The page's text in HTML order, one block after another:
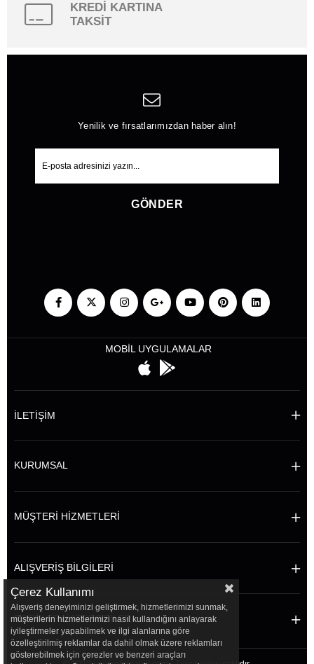
KREDİ KARTINA
TAKSİT
Yenilik ve fırsatlarımızdan haber alın!
GÖNDER
MOBİL UYGULAMALAR
İLETİŞİM
KURUMSAL
MÜŞTERİ HİZMETLERİ
ALIŞVERİŞ BİLGİLERİ
POPÜLER KATEGORİLER
Çerez Kullanımı
Alışveriş deneyiminizi geliştirmek, hizmetlerimizi sunmak,
müşterilerin hizmetlerimizi nasıl kullandığını anlayarak
iyileştirmeler yapabilmek ve ilgi alanlarına göre
özelleştirilmiş reklamlar da dahil olmak üzere reklamları
gösterebilmek için çerezler ve benzeri araçları